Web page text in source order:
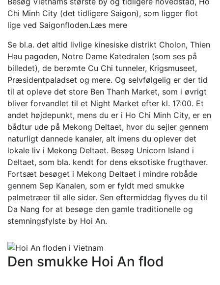
Chi Minh City (det tidligere Saigon), som ligger flot
lige ved Saigonfloden.Læs mere
Se bl.a. det altid livlige kinesiske distrikt Cholon, Thien
Hau pagoden, Notre Dame Katedralen (som ses på
billedet), de berømte Cu Chi tunneler, Krigsmuseet,
Præsidentpaladset og mere. Og selvfølgelig er der tid
til at opleve det store Ben Thanh Market, som i øvrigt
bliver forvandlet til et Night Market efter kl. 17:00. Et
andet højdepunkt, mens du er i Ho Chi Minh City, er en
bådtur ude på Mekong Deltaet, hvor du sejler gennem
naturligt dannede kanaler, alt imens du oplever det
lokale liv i Mekong Deltaet. Besøg Unicorn Island i
Deltaet, som bla. kendt for dens eksotiske frugthaver.
Fortsæt besøget i Mekong Deltaet i mindre robåde
gennem Sep Kanalen, som er fyldt med smukke
palmetræer til alle sider. Sen eftermiddag flyves du til
Da Nang for at besøge den gamle traditionelle og
stemningsfylste by Hoi An.
Den smukke Hoi An flod